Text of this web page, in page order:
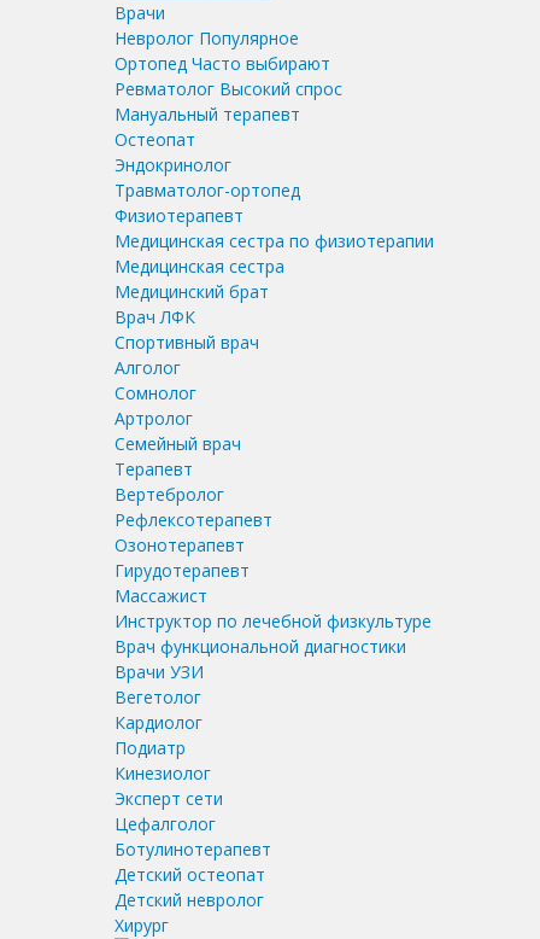
Врачи
Невролог Популярное
Ортопед Часто выбирают
Ревматолог Высокий спрос
Мануальный терапевт
Остеопат
Эндокринолог
Травматолог-ортопед
Физиотерапевт
Медицинская сестра по физиотерапии
Медицинская сестра
Медицинский брат
Врач ЛФК
Спортивный врач
Алголог
Сомнолог
Артролог
Семейный врач
Терапевт
Вертебролог
Рефлексотерапевт
Озонотерапевт
Гирудотерапевт
Массажист
Инструктор по лечебной физкультуре
Врач функциональной диагностики
Врачи УЗИ
Вегетолог
Кардиолог
Подиатр
Кинезиолог
Эксперт сети
Цефалголог
Ботулинотерапевт
Детский остеопат
Детский невролог
Хирург